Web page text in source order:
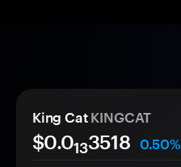
King Cat KINGCAT
$0.0133518
0.50%